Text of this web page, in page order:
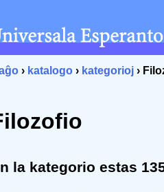
› katalogo › kategorioj ›
la kategorio estas